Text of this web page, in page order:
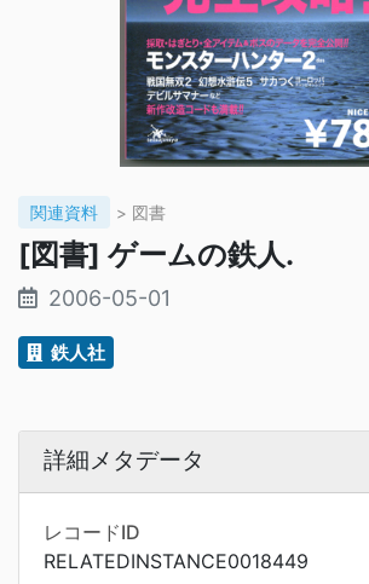
関連資料 > 図書
[図書] ゲームの鉄人.
2006-05-01
鉄人社
詳細メタデータ
レコードID
RELATEDINSTANCE0018449